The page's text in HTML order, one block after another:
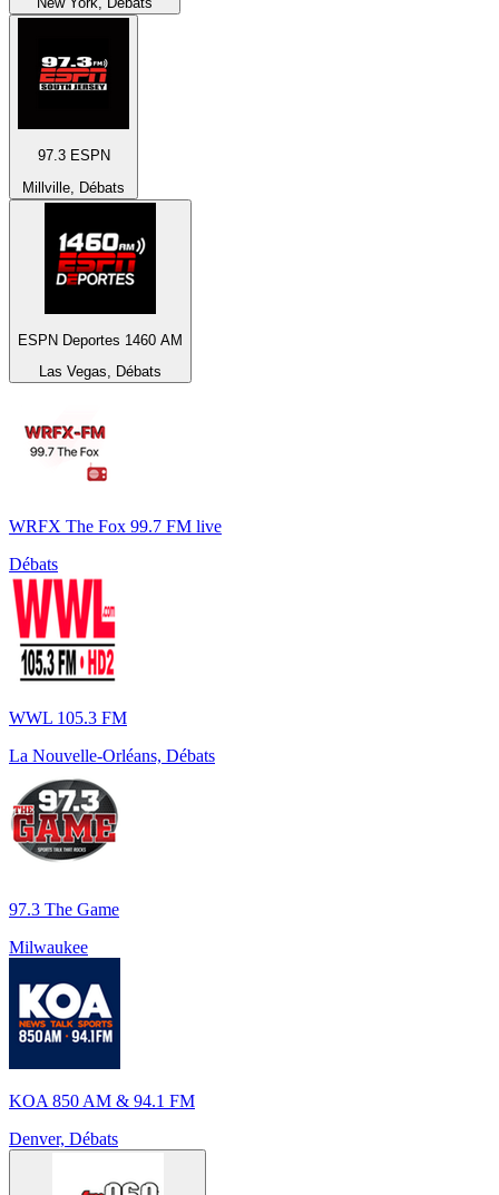
97.3 ESPN
Millville, Débats
ESPN Deportes 1460 AM
Las Vegas, Débats
WRFX The Fox 99.7 FM live
Débats
WWL 105.3 FM
La Nouvelle-Orléans, Débats
97.3 The Game
Milwaukee
KOA 850 AM & 94.1 FM
Denver, Débats